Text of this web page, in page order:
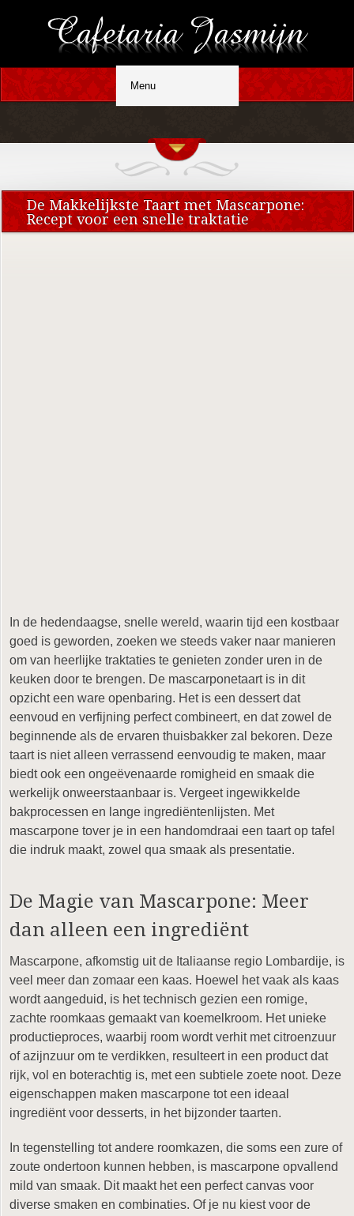
De Makkelijkste Taart met Mascarpone:
Recept voor een snelle traktatie
In de hedendaagse, snelle wereld, waarin tijd een kostbaar
goed is geworden, zoeken we steeds vaker naar manieren
om van heerlijke traktaties te genieten zonder uren in de
keuken door te brengen. De mascarponetaart is in dit
opzicht een ware openbaring. Het is een dessert dat
eenvoud en verfijning perfect combineert, en dat zowel de
beginnende als de ervaren thuisbakker zal bekoren. Deze
taart is niet alleen verrassend eenvoudig te maken, maar
biedt ook een ongeëvenaarde romigheid en smaak die
werkelijk onweerstaanbaar is. Vergeet ingewikkelde
bakprocessen en lange ingrediëntenlijsten. Met
mascarpone tover je in een handomdraai een taart op tafel
die indruk maakt, zowel qua smaak als presentatie.
De Magie van Mascarpone: Meer
dan alleen een ingrediënt
Mascarpone, afkomstig uit de Italiaanse regio Lombardije, is
veel meer dan zomaar een kaas. Hoewel het vaak als kaas
wordt aangeduid, is het technisch gezien een romige,
zachte roomkaas gemaakt van koemelkroom. Het unieke
productieproces, waarbij room wordt verhit met citroenzuur
of azijnzuur om te verdikken, resulteert in een product dat
rijk, vol en boterachtig is, met een subtiele zoete noot. Deze
eigenschappen maken mascarpone tot een ideaal
ingrediënt voor desserts, in het bijzonder taarten.
In tegenstelling tot andere roomkazen, die soms een zure of
zoute ondertoon kunnen hebben, is mascarpone opvallend
mild van smaak. Dit maakt het een perfect canvas voor
diverse smaken en combinaties. Of je nu kiest voor de